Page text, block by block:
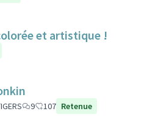
et artistique !
9 107 Retenue